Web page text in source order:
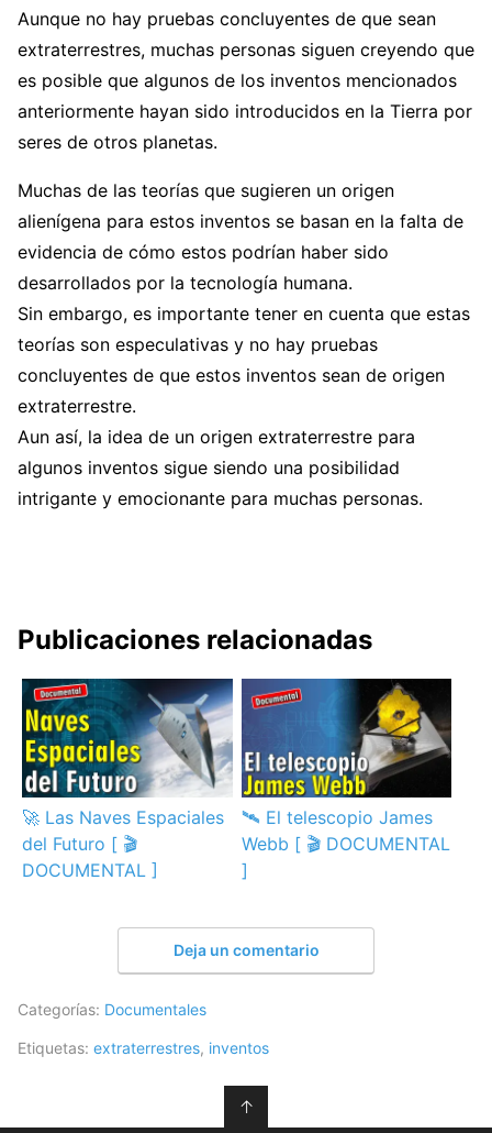
Aunque no hay pruebas concluyentes de que sean
extraterrestres, muchas personas siguen creyendo que
es posible que algunos de los inventos mencionados
anteriormente hayan sido introducidos en la Tierra por
seres de otros planetas.
Muchas de las teorías que sugieren un origen
alienígena para estos inventos se basan en la falta de
evidencia de cómo estos podrían haber sido
desarrollados por la tecnología humana.
Sin embargo, es importante tener en cuenta que estas
teorías son especulativas y no hay pruebas
concluyentes de que estos inventos sean de origen
extraterrestre.
Aun así, la idea de un origen extraterrestre para
algunos inventos sigue siendo una posibilidad
intrigante y emocionante para muchas personas.
Publicaciones relacionadas
🚀 Las Naves Espaciales
del Futuro [ 🎬
DOCUMENTAL ]
🛰️ El telescopio James
Webb [ 🎬 DOCUMENTAL
]
Deja un comentario
Categorías: Documentales
Etiquetas: extraterrestres, inventos
↑